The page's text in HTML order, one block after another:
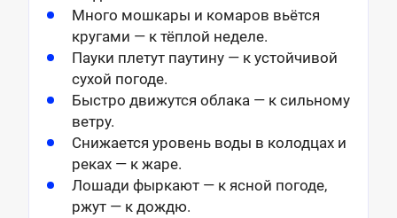
Много мошкары и комаров вьётся
кругами — к тёплой неделе.
Пауки плетут паутину — к устойчивой
сухой погоде.
Быстро движутся облака — к сильному
ветру.
Снижается уровень воды в колодцах и
реках — к жаре.
Лошади фыркают — к ясной погоде,
ржут — к дождю.